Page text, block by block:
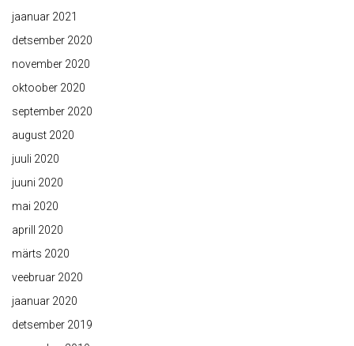
jaanuar 2021
detsember 2020
november 2020
oktoober 2020
september 2020
august 2020
juuli 2020
juuni 2020
mai 2020
aprill 2020
märts 2020
veebruar 2020
jaanuar 2020
detsember 2019